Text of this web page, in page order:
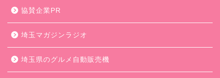
協賛企業PR
埼玉マガジンラジオ
埼玉県のグルメ自動販売機